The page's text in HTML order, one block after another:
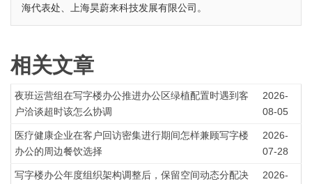
海代表处、上海昊蔚来科技发展有限公司。
相关文章
夜班运营组在写字楼办公推进办公区绿植配置时遇到客
户洽谈超时该怎么协调
2026-
08-05
医疗健康企业在客户回访密集进行期间怎样兼顾写字楼
办公的周边餐饮选择
2026-
07-28
写字楼办公年度组织架构调整后，保留空间动态分配决
2026-